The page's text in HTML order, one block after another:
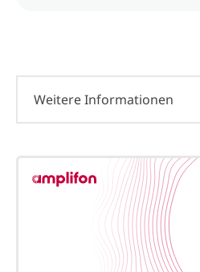
Weitere Informationen